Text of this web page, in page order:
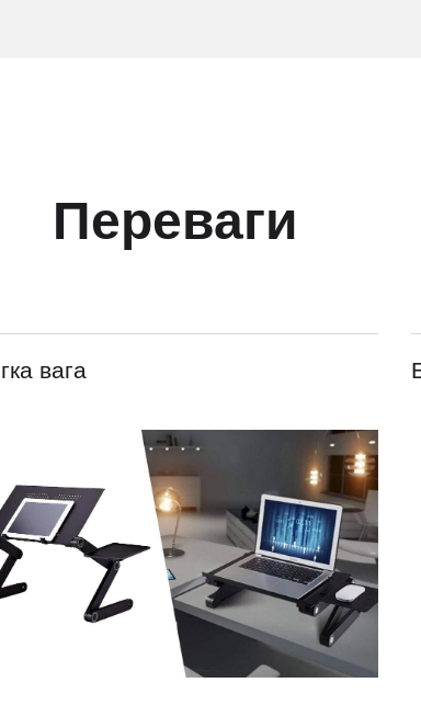
Переваги
вага